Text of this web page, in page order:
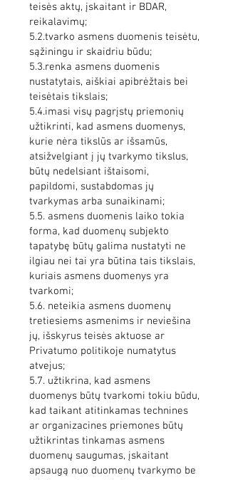
teisės aktų, įskaitant ir BDAR,
reikalavimų;
5.2.tvarko asmens duomenis teisėtu,
sąžiningu ir skaidriu būdu;
5.3.renka asmens duomenis
nustatytais, aiškiai apibrėžtais bei
teisėtais tikslais;
5.4.imasi visų pagrįstų priemonių
užtikrinti, kad asmens duomenys,
kurie nėra tikslūs ar išsamūs,
atsižvelgiant į jų tvarkymo tikslus,
būtų nedelsiant ištaisomi,
papildomi, sustabdomas jų
tvarkymas arba sunaikinami;
5.5. asmens duomenis laiko tokia
forma, kad duomenų subjekto
tapatybę būtų galima nustatyti ne
ilgiau nei tai yra būtina tais tikslais,
kuriais asmens duomenys yra
tvarkomi;
5.6. neteikia asmens duomenų
tretiesiems asmenims ir neviešina
jų, išskyrus teisės aktuose ar
Privatumo politikoje numatytus
atvejus;
5.7. užtikrina, kad asmens
duomenys būtų tvarkomi tokiu būdu,
kad taikant atitinkamas technines
ar organizacines priemones būtų
užtikrintas tinkamas asmens
duomenų saugumas, įskaitant
apsaugą nuo duomenų tvarkymo be